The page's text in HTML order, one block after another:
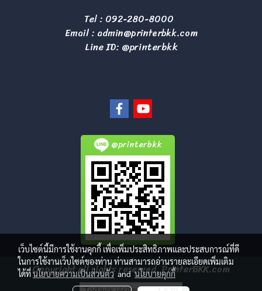
Tel : 092-280-8000
Email : admin@printerbkk.com
Line ID: @printerbkk
@printerbkk
Copyright all rights reserved. PrinterBKK.com
เว็บไซต์นี้มีการใช้งานคุกกี้ เพื่อเพิ่มประสิทธิภาพและประสบการณ์ที่ดี
ในการใช้งานเว็บไซต์ของท่าน ท่านสามารถอ่านรายละเอียดเพิ่มเติม
ได้ที่นโยบายความเป็นส่วนตัวandนโยบายคุกกี้